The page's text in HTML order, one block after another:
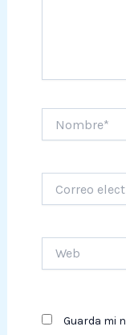
electrónico*
Guarda mi